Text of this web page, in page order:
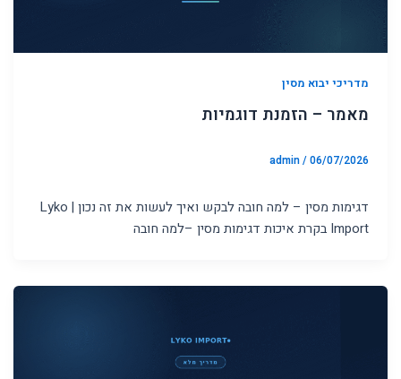
מדריכי יבוא מסין
מאמר – הזמנת דוגמיות
admin/06/07/2026
דגימות מסין – למה חובה לבקש ואיך לעשות את זה נכון | Lyko
Import בקרת איכות דגימות מסין –למה חובה